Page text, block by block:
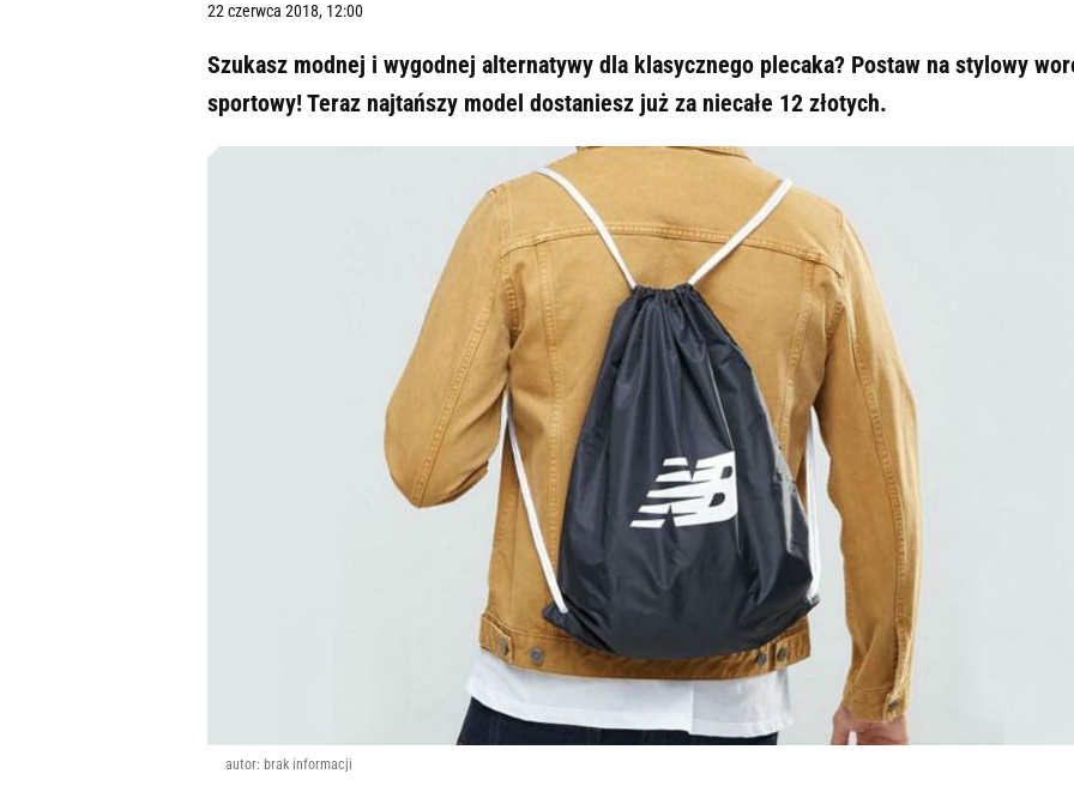
22 czerwca 2018, 12:00
Szukasz modnej i wygodnej alternatywy dla klasycznego plecaka? Postaw na stylowy
sportowy! Teraz najtańszy model dostaniesz już za niecałe 12 złotych.
autor: brak informacji